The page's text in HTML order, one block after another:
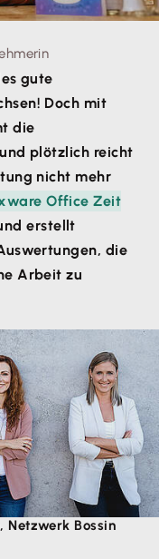
gute
Doch mit
die
plötzlich reicht
nicht mehr
Office Zeit
erstellt
die
Arbeit zu
Netzwerk Bossin